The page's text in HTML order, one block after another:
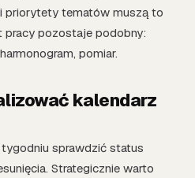
priorytety tematów muszą to
pracy pozostaje podobny:
pomiar.
kalendarz
sprawdzić status
Strategicznie warto